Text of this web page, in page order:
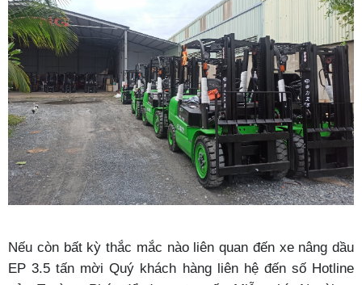
Nếu còn bất kỳ thắc mắc nào liên quan đến xe nâng dầu
EP3.5 tấn mời Quý khách hàng liên hệ đến số Hotline